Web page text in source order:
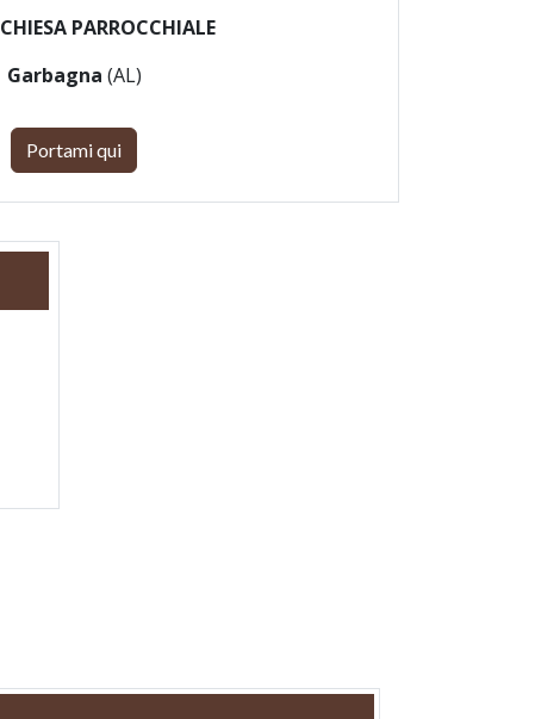
CHIESA PARROCCHIALE
Garbagna (AL)
Portami qui